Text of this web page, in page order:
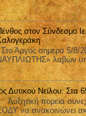
στον Σύνδεσμο
Άργος σήμερα 5/8/
λαβών
Δυτικού Νείλου:
πορεία
να ανακοινώνει